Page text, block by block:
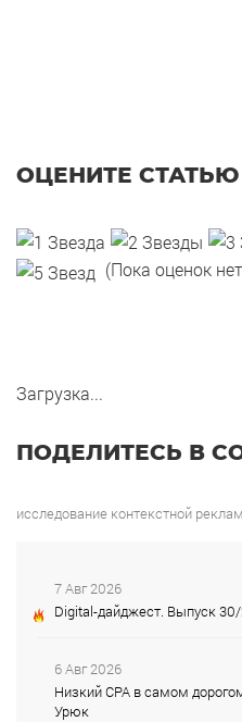
ОЦЕНИТЕ СТАТЬЮ
(Пока оценок
Загрузка...
ПОДЕЛИТЕСЬ В
исследование контекстной
7 Авг 2026
Digital-дайджест. Выпуск
6 Авг 2026
Низкий CPA в самом
Урюк